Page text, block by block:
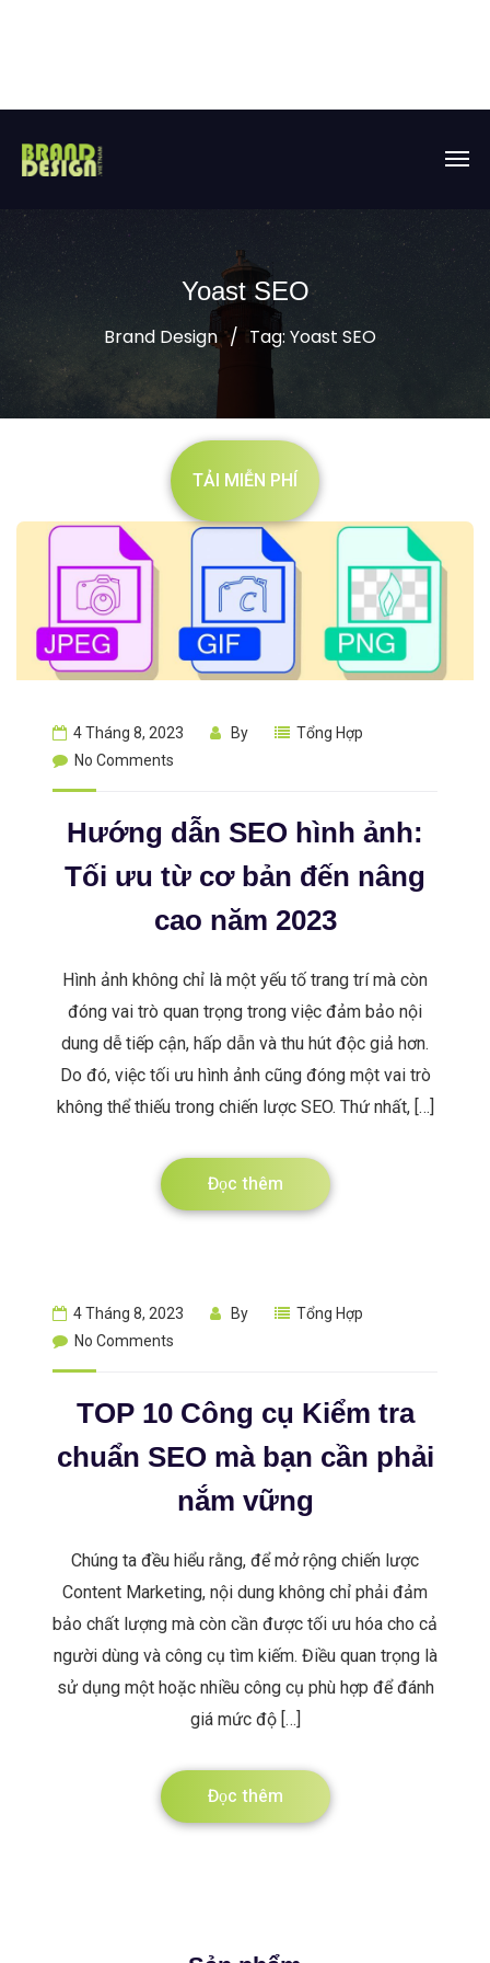
Yoast SEO
Brand Design Tag: Yoast SEO
TẢI MIỄN PHÍ
4 Tháng 8, 2023 By
Tổng Hợp
No Comments
Hướng dẫn SEO hình ảnh:
Tối ưu từ cơ bản đến nâng
cao năm 2023
Hình ảnh không chỉ là một yếu tố trang trí mà còn
đóng vai trò quan trọng trong việc đảm bảo nội
dung dễ tiếp cận, hấp dẫn và thu hút độc giả hơn.
Do đó, việc tối ưu hình ảnh cũng đóng một vai trò
không thể thiếu trong chiến lược SEO. Thứ nhất, […]
Đọc thêm
4 Tháng 8, 2023 By
Tổng Hợp
No Comments
TOP 10 Công cụ Kiểm tra
chuẩn SEO mà bạn cần phải
nắm vững
Chúng ta đều hiểu rằng, để mở rộng chiến lược
Content Marketing, nội dung không chỉ phải đảm
bảo chất lượng mà còn cần được tối ưu hóa cho cả
người dùng và công cụ tìm kiếm. Điều quan trọng là
sử dụng một hoặc nhiều công cụ phù hợp để đánh
giá mức độ […]
Đọc thêm